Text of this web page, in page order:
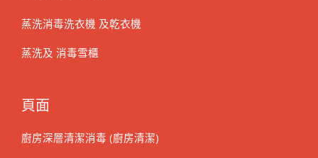
蒸洗消毒洗衣機 及乾衣機
蒸洗及 消毒雪櫃
頁面
廚房深層清潔消毒 (廚房清潔)